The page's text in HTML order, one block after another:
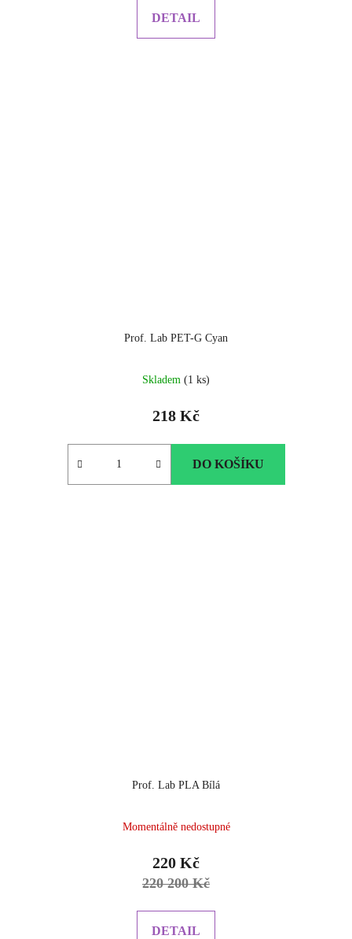
DETAIL
Prof. Lab PET-G Cyan
Skladem (1 ks)
218 Kč
DO KOŠÍKU
Prof. Lab PLA Bílá
Momentálně nedostupné
220 Kč
220 200 Kč
DETAIL